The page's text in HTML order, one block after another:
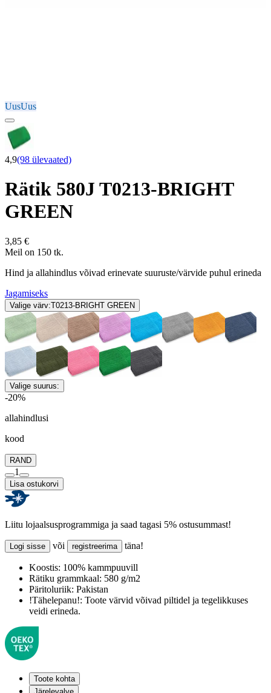
UusUus
4,9(98 ülevaated)
Rätik 580J T0213-BRIGHT
GREEN
3,85 €
Meil on 150 tk.
Hind ja allahindlus võivad erinevate suuruste/värvide puhul erineda
Jagamiseks
Valige värv:T0213-BRIGHT GREEN
Valige suurus:
-20%
allahindlusi
kood
RAND
1
Lisa ostukorvi
Liitu lojaalsusprogrammiga ja saad tagasi 5% ostusummast!
Logi sisse või registreerima täna!
Koostis: 100% kammpuuvill
Rätiku grammkaal: 580 g/m2
Päritoluriik: Pakistan
!Tähelepanu!: Toote värvid võivad piltidel ja tegelikkuses
veidi erineda.
Toote kohta